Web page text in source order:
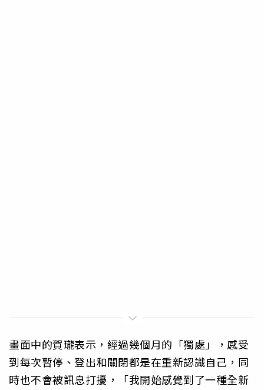
畫面中的賀瓏表示，經過幾個月的「獨處」，感受
到每次暫停、登出和關閉都是在重新認識自己，同
時也不會被訊息打擾，「我開始感覺到了一種全新